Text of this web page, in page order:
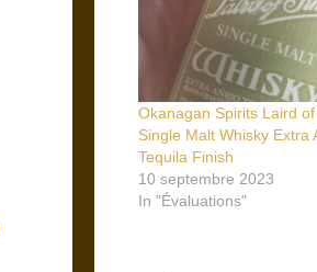
Okanagan Spirits Laird
Single Malt Whisky Extra
Tequila Finish
10 septembre 2023
In "Évaluations"